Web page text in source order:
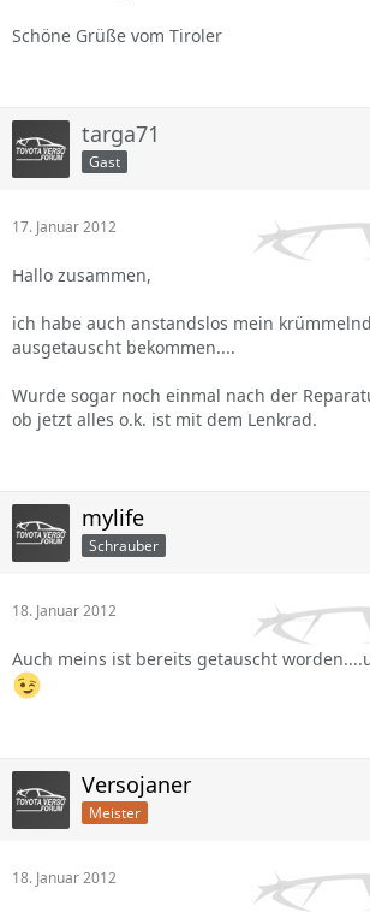
Schöne Grüße vom Tiroler
targa71
Gast
17. Januar 2012
Hallo zusammen,
ich habe auch anstandslos mein
ausgetauscht bekommen....
Wurde sogar noch einmal nach der
ob jetzt alles o.k. ist mit dem Lenkrad.
mylife
Schrauber
18. Januar 2012
Auch meins ist bereits getauscht
Versojaner
Meister
18. Januar 2012